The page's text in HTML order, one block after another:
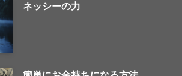
ネッシーの力